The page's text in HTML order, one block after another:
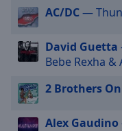
Audio
Track
Picture-
Fullscreen
This
AC/DC—
David Guetta
Bebe Rexha &
2 Brothers
Alex Gaudino